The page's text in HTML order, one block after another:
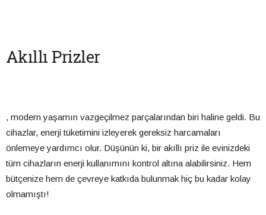
Akıllı Prizler
, modern yaşamın vazgeçilmez parçalarından biri haline geldi. Bu
cihazlar, enerji tüketimini izleyerek gereksiz harcamaları
önlemeye yardımcı olur. Düşünün ki, bir akıllı priz ile evinizdeki
tüm cihazların enerji kullanımını kontrol altına alabilirsiniz. Hem
bütçenize hem de çevreye katkıda bulunmak hiç bu kadar kolay
olmamıştı!